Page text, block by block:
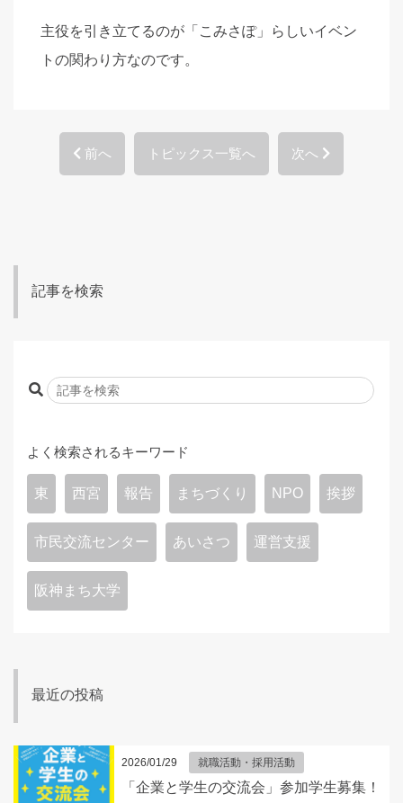
主役を引き立てるのが「こみさぽ」らしいイベン
トの関わり方なのです。
前へ トピックス一覧へ 次へ
記事を検索
よく検索されるキーワード
東 西宮 報告 まちづくり NPO 挨拶
市民交流センター あいさつ 運営支援
阪神まち大学
最近の投稿
2026/01/29 就職活動・採用活動
「企業と学生の交流会」参加学生募集！